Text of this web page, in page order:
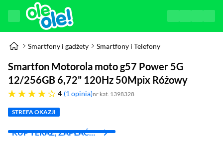
Smartfony i gadżety Smartfony i Telefony
Smartfon Motorola moto g57 Power 5G
12/256GB 6,72" 120Hz 50Mpix Różowy
4
cztery gwiazdki 1 opinia nr kat. 1398328
STREFA OKAZJI
KUP TERAZ, ZAPŁAĆ